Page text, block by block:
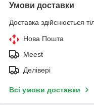
Умови доставки
Доставка здійснюється
Нова Пошта
Meest
Делівері
Всі умови доставки